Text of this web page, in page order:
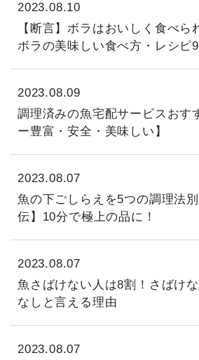
2023.08.10
【断言】ボラはおいしく食べら
ボラの美味しい食べ方・レシピ
2023.08.09
調理済みの魚宅配サービスおす
ー豊富・安全・美味しい】
2023.08.07
魚の下ごしらえを5つの調理法
伝】10分で極上の品に！
2023.08.07
魚さばけない人は8割！さばけ
なしと言える理由
2023.08.07